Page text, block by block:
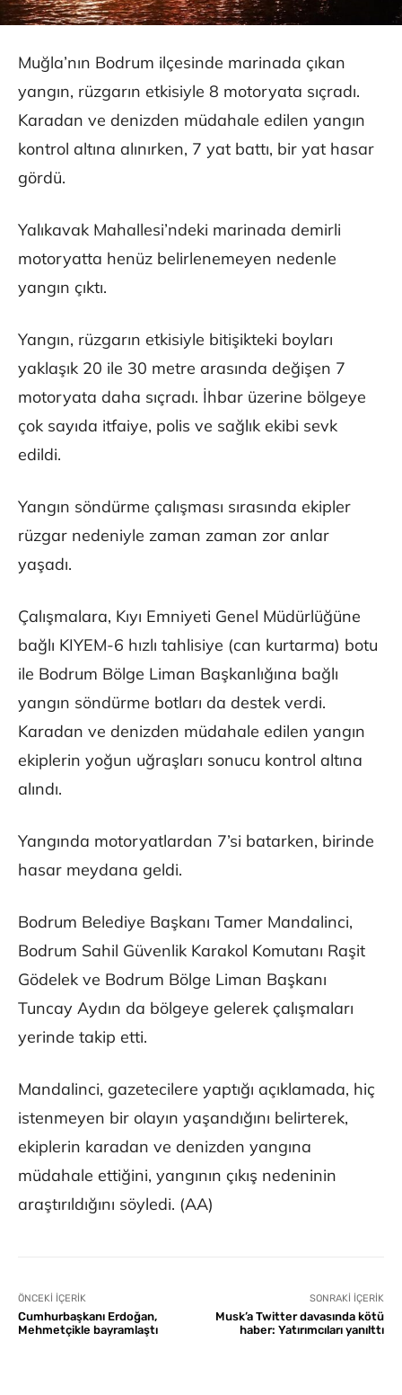
Muğla’nın Bodrum ilçesinde marinada çıkan
yangın, rüzgarın etkisiyle 8 motoryata sıçradı.
Karadan ve denizden müdahale edilen yangın
kontrol altına alınırken, 7 yat battı, bir yat hasar
gördü.
Yalıkavak Mahallesi’ndeki marinada demirli
motoryatta henüz belirlenemeyen nedenle
yangın çıktı.
Yangın, rüzgarın etkisiyle bitişikteki boyları
yaklaşık 20 ile 30 metre arasında değişen 7
motoryata daha sıçradı. İhbar üzerine bölgeye
çok sayıda itfaiye, polis ve sağlık ekibi sevk
edildi.
Yangın söndürme çalışması sırasında ekipler
rüzgar nedeniyle zaman zaman zor anlar
yaşadı.
Çalışmalara, Kıyı Emniyeti Genel Müdürlüğüne
bağlı KIYEM-6 hızlı tahlisiye (can kurtarma) botu
ile Bodrum Bölge Liman Başkanlığına bağlı
yangın söndürme botları da destek verdi.
Karadan ve denizden müdahale edilen yangın
ekiplerin yoğun uğraşları sonucu kontrol altına
alındı.
Yangında motoryatlardan 7’si batarken, birinde
hasar meydana geldi.
Bodrum Belediye Başkanı Tamer Mandalinci,
Bodrum Sahil Güvenlik Karakol Komutanı Raşit
Gödelek ve Bodrum Bölge Liman Başkanı
Tuncay Aydın da bölgeye gelerek çalışmaları
yerinde takip etti.
Mandalinci, gazetecilere yaptığı açıklamada, hiç
istenmeyen bir olayın yaşandığını belirterek,
ekiplerin karadan ve denizden yangına
müdahale ettiğini, yangının çıkış nedeninin
araştırıldığını söyledi. (AA)
ÖNCEKI İÇERIK
Cumhurbaşkanı Erdoğan,
Mehmetçikle bayramlaştı
SONRAKI İÇERIK
Musk’a Twitter davasında kötü
haber: Yatırımcıları yanılttı